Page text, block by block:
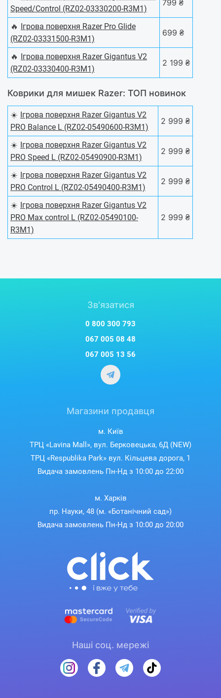
Speed/Control (RZ02-03330200-R3M1)
799 ₴
🔥 Ігрова поверхня Razer Pro Glide
(RZ02-03331500-R3M1)
699 ₴
🔥 Ігрова поверхня Razer Gigantus V2
(RZ02-03330400-R3M1)
2 199 ₴
Коврики для мишек Razer: ТОП новинок
☀️ Ігрова поверхня Razer Gigantus V2
PRO Balance L (RZ02-05490600-R3M1)
2 999 ₴
☀️ Ігрова поверхня Razer Gigantus V2
PRO Speed L (RZ02-05490900-R3M1)
2 999 ₴
☀️ Ігрова поверхня Razer Gigantus V2
PRO Сontrol L (RZ02-05490400-R3M1)
2 999 ₴
☀️ Ігрова поверхня Razer Gigantus V2
PRO Max control L (RZ02-05490100-
R3M1)
2 999 ₴
Зв'язатися
0 800 300 793
067 005 08 48
067 005 13 56
Магазини продавця
м. Київ
ТРЦ «Lavina Mall», вул. Берковецька, 6Д (NEW)
ТРЦ «Respublika Park» вул. Кільцева дорога, 1
Видача замовлень Пн-Нд з 10:00 до 22:00
м. Харків
пр. Науки, 48 (м. «Ботанічний сад»)
Видача замовлень Пн-Нд з 10:00 до 20:00
Наші соц. мережі